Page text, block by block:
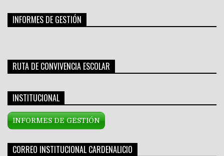
INFORMES DE GESTIÓN
RUTA DE CONVIVENCIA ESCOLAR
INSTITUCIONAL
INFORMES DE GESTIÓN
CORREO INSTITUCIONAL CARDENALICIO